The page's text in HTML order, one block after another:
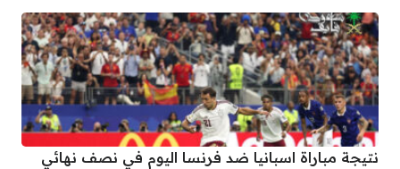
نتيجة مباراة اسبانيا ضد فرنسا اليوم في نصف نهائي